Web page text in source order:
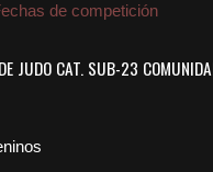
de competición
DE JUDO CAT. SUB-23